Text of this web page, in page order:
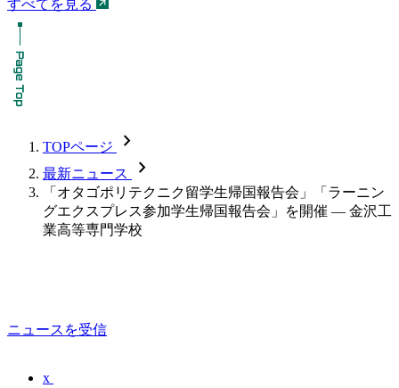
すべてを見る
TOPページ chevron_forward
最新ニュース chevron_forward
「オタゴポリテクニク留学生帰国報告会」「ラーニン
グエクスプレス参加学生帰国報告会」を開催 — 金沢工
業高等専門学校
ニュースを受信
x